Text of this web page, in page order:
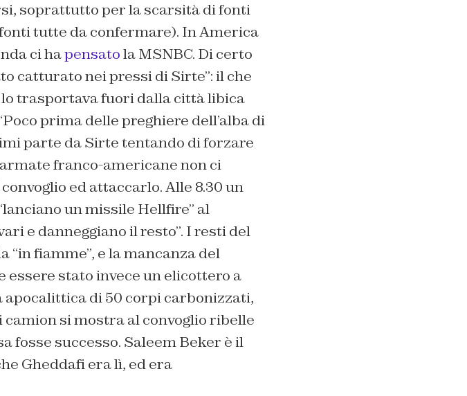
soprattutto per la scarsità di fonti
tutte da confermare). In America
ci hapensatola MSNBC. Di certo
catturato nei pressi di Sirte”: il che
trasportava fuori dalla città libica
prima delle preghiere dell’alba di
parte da Sirte tentando di forzare
franco-americane non ci
ed attaccarlo. Alle 8.30 un
un missile Hellfire” al
e danneggiano il resto”. I resti del
fiamme”, e la mancanza del
essere stato invece un elicottero a
apocalittica di 50 corpi carbonizzati,
si mostra al convoglio ribelle
fosse successo. Saleem Beker è il
Gheddafi era lì, ed era